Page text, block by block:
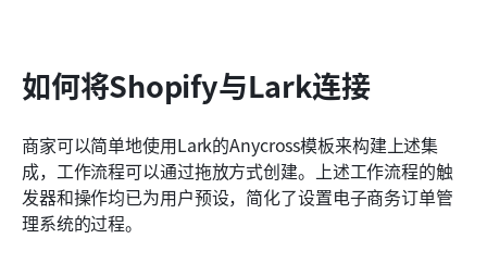
如何将Shopify与Lark连接
商家可以简单地使用Lark的Anycross模板来构建上述集
成，工作流程可以通过拖放方式创建。上述工作流程的触
发器和操作均已为用户预设，简化了设置电子商务订单管
理系统的过程。